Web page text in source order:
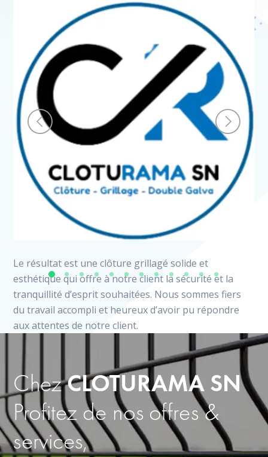
Le résultat est une clôture grillagé solide et
esthétique qui offre à notre client la sécurité et la
tranquillité d’esprit souhaitées. Nous sommes fiers
du travail accompli et heureux d’avoir pu répondre
aux attentes de notre client.
ChezCLOTURAMA SN
Profitez de nos offres &
services,